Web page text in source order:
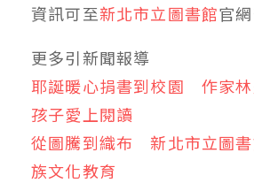
資訊可至新北市立圖書館官
更多引新聞報導
耶誕暖心捐書到校園 作家
孩子愛上閱讀
從圖騰到織布 新北市立圖
族文化教育